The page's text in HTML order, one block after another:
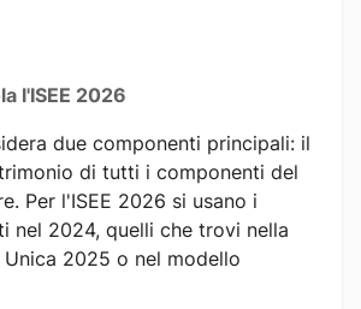
l'ISEE 2026
due componenti principali: il
di tutti i componenti del
Per l'ISEE 2026 si usano i
nel 2024, quelli che trovi nella
2025 o nel modello